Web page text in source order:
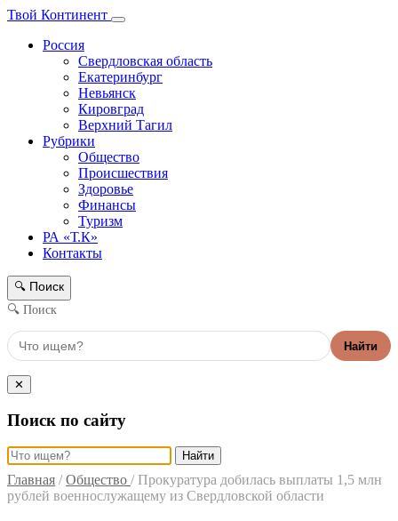
Твой Континент
Россия
Свердловская область
Екатеринбург
Невьянск
Кировград
Верхний Тагил
Рубрики
Общество
Происшествия
Здоровье
Финансы
Туризм
РА «Т.К»
Контакты
🔍 Поиск
🔍 Поиск
Найти
✕
Поиск по сайту
Найти
Главная / Общество / Прокуратура добилась выплаты 1,5 млн
рублей военнослужащему из Свердловской области